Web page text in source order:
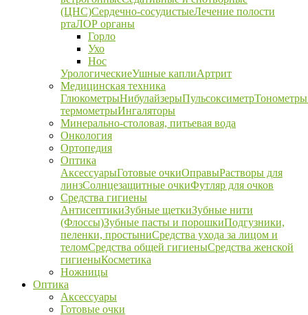
(ЦНС)Сердечно-сосудистыеЛечение полости
ртаЛОР органы
Горло
Ухо
Нос
УрологическиеУшные каплиАртрит
Медицинская техника
ГлюкометрыНибулайзерыПульсоксиметрТонометры
термометрыИнгаляторы
Минерально-столовая, питьевая вода
Онкология
Ортопедия
Оптика
АксессуарыГотовые очкиОправыРастворы для
линзСолнцезащитные очкиФутляр для очков
Средства гигиены
АнтисептикиЗубные щеткиЗубные нити
(Флоссы)Зубные пасты и порошкиПодгузники,
пеленки, простыниСредства ухода за лицом и
теломСредства общей гигиеныСредства женской
гигиеныКосметика
Ножницы
Оптика
Аксессуары
Готовые очки